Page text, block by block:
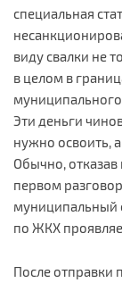
специальная
виду свалки не
в целом в
Эти деньги
нужно освоить,
Обычно, отказав
первом
муниципальный
по ЖКХ
После отправки